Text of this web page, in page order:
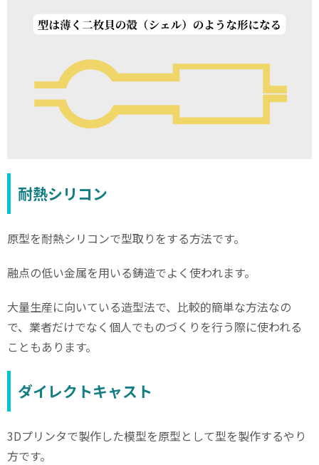
耐熱シリコン
原型を耐熱シリコンで型取りをする方法です。
融点の低い金属を用いる鋳造でよく使われます。
大量生産に向いている造型法で、比較的簡単な方法なの
で、業者だけでなく個人でものづくりを行う際に使われる
こともあります。
ダイレクトキャスト
3Dプリンタで製作した模型を原型として型を製作するやり
方です。